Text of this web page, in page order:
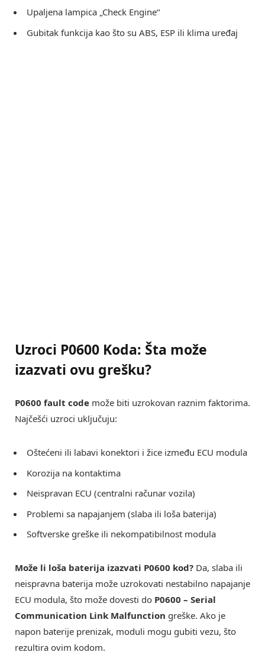
Upaljena lampica „Check Engine“
Gubitak funkcija kao što su ABS, ESP ili klima uređaj
Uzroci P0600 Koda: Šta može
izazvati ovu grešku?
P0600 fault code može biti uzrokovan raznim faktorima.
Najčešći uzroci uključuju:
Oštećeni ili labavi konektori i žice između ECU modula
Korozija na kontaktima
Neispravan ECU (centralni računar vozila)
Problemi sa napajanjem (slaba ili loša baterija)
Softverske greške ili nekompatibilnost modula
Može li loša baterija izazvati P0600 kod? Da, slaba ili
neispravna baterija može uzrokovati nestabilno napajanje
ECU modula, što može dovesti do P0600 – Serial
Communication Link Malfunction greške. Ako je
napon baterije prenizak, moduli mogu gubiti vezu, što
rezultira ovim kodom.